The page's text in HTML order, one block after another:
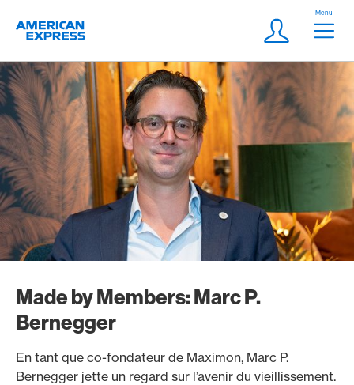
Logo
Meta
Login
Menu
Made by Members: Marc P.
Bernegger
En tant que co-fondateur de Maximon, Marc P.
Bernegger jette un regard sur l’avenir du vieillissement.